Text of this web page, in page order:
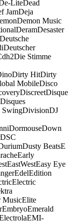
LiteDead
JamDeja
Demon Music
DeramDesaster
Deutsche
Deutscher
dh2Die Stimme
Dirty HitDirty
MobileDisco
DiscreetDisque
Disques
SwingDivisionDJ
DormouseDown
DSC
Dusty BeatsE
Early
EastWestEasy Eye
EdelEdition
Electric
MusicElite
EmbryoEmerald
EMI-